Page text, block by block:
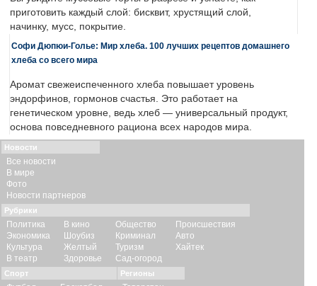
приготовить каждый слой: бисквит, хрустящий слой,
начинку, мусс, покрытие.
Софи Дюпюи-Голье: Мир хлеба. 100 лучших рецептов домашнего
хлеба со всего мира
Аромат свежеиспеченного хлеба повышает уровень
эндорфинов, гормонов счастья. Это работает на
генетическом уровне, ведь хлеб — универсальный продукт,
основа повседневного рациона всех народов мира.
Новости
Все новости
В мире
Фото
Новости партнеров
Рубрики
Политика
Экономика
Культура
В театр
В кино
Шоубиз
Желтый
Здоровье
Общество
Криминал
Туризм
Сад-огород
Происшествия
Авто
Хайтек
Спорт Регионы